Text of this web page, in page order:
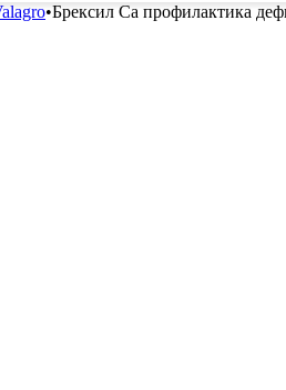
•Брексил Са профилактика